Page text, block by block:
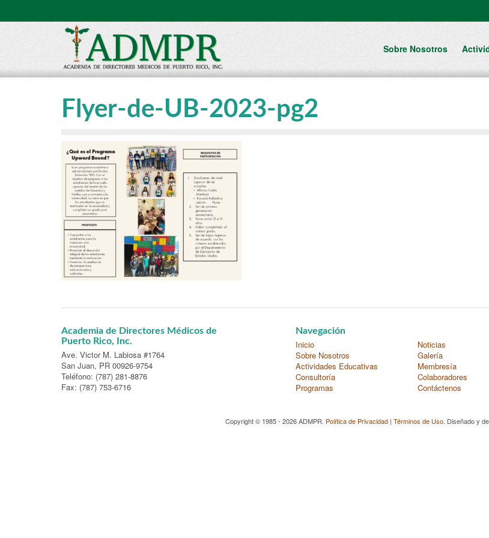
Sobre Nosotros
Flyer-de-UB-2023-pg2
Academia de Directores Médicos de
Puerto Rico, Inc.
Ave. Victor M. Labiosa #1764
San Juan, PR 00926-9754
Teléfono: (787) 281-8876
Fax: (787) 753-6716
Navegación
Inicio
Sobre Nosotros
Actividades Educativas
Consultoría
Programas
Noticias
Galería
Membresía
Colaboradores
Contáctenos
Copyright © 1985 - 2026 ADMPR. Política de Privacidad| Términos de Uso. Diseñado y